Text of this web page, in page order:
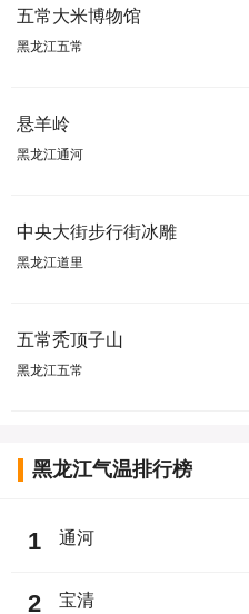
五常大米博物馆
黑龙江五常
悬羊岭
黑龙江通河
中央大街步行街冰雕
黑龙江道里
五常秃顶子山
黑龙江五常
黑龙江气温排行榜
1 通河
2 宝清